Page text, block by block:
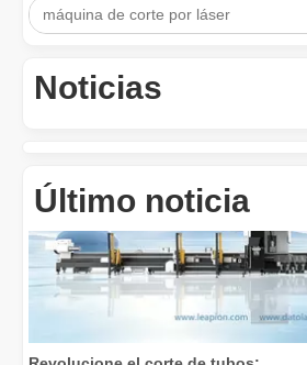
Noticias
Último noticia
Revolucione el corte de tubos: cómo las máquinas cortadoras de tubos por láser transforman la fabricación